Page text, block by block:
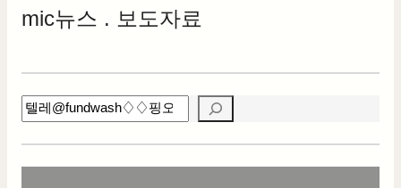
mic뉴스 . 보도자료
검
색